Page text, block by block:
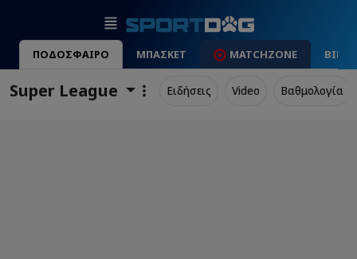
ΠΟΔΟΣΦΑΙΡΟ ΜΠΑΣΚΕΤ MATCHZONE
Super League Ειδήσεις Video Βαθμολογία